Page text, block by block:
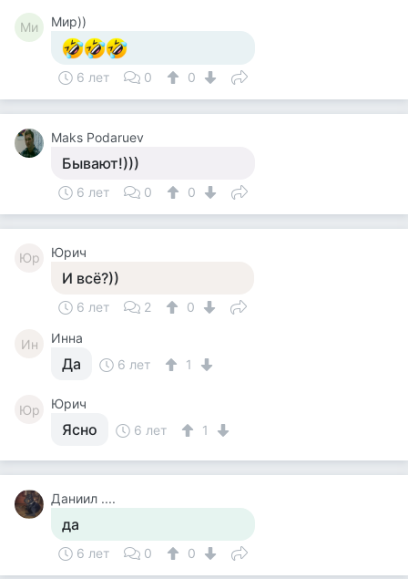
Ми Мир))
6 лет 0 0
Maks Podaruev
Бывают!)))
6 лет 0 0
Юр Юрич
И всё?))
6 лет 2 0
Ин Инна
Да 6 лет 1
Юр Юрич
Ясно 6 лет 1
Даниил ....
да
6 лет 0 0